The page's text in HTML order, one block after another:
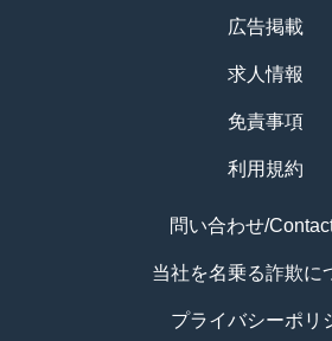
広告掲載
求人情報
免責事項
利用規約
問い合わせ/
当社を名乗る詐欺に
プライバシーポリ